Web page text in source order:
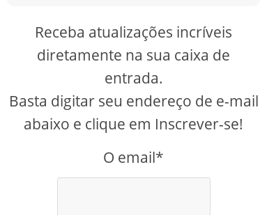
Receba atualizações incríveis
diretamente na sua caixa de
entrada.
Basta digitar seu endereço de e-mail
abaixo e clique em Inscrever-se!
O email*